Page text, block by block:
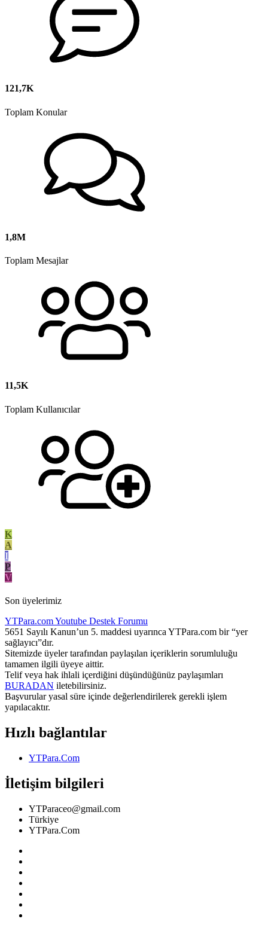
121,7K
Toplam Konular
1,8M
Toplam Mesajlar
11,5K
Toplam Kullanıcılar
K
A
I
P
V
Son üyelerimiz
YTPara.comYoutube Destek Forumu
5651 Sayılı Kanun’un 5. maddesi uyarınca YTPara.com bir “yer
sağlayıcı”dır.
Sitemizde üyeler tarafından paylaşılan içeriklerin sorumluluğu
tamamen ilgili üyeye aittir.
Telif veya hak ihlali içerdiğini düşündüğünüz paylaşımları
BURADAN iletebilirsiniz.
Başvurular yasal süre içinde değerlendirilerek gerekli işlem
yapılacaktır.
Hızlı bağlantılar
YTPara.Com
İletişim bilgileri
YTParaceo@gmail.com
Türkiye
YTPara.Com